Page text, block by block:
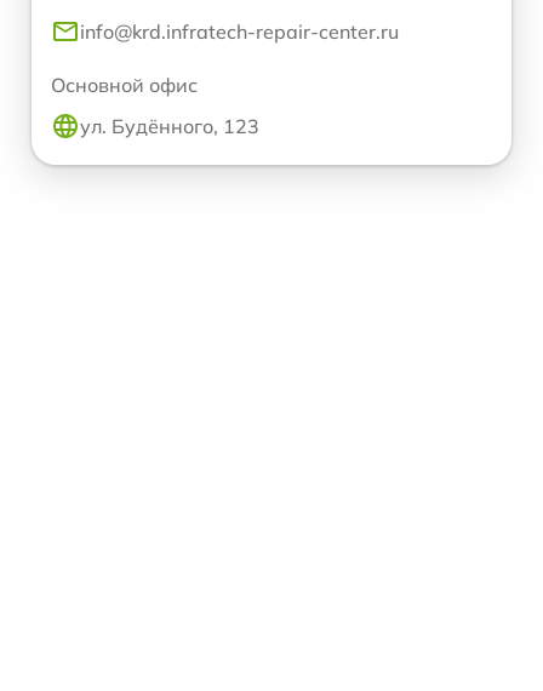
info@krd.infratech-repair-center.ru
Основной офис
ул. Будённого, 123